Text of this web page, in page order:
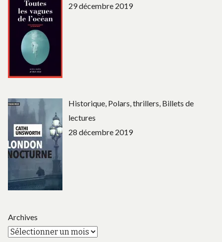
29 décembre 2019
Historique, Polars, thrillers, Billets de
lectures
28 décembre 2019
Archives